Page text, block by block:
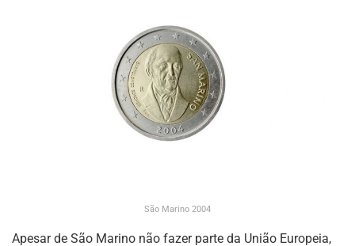
São Marino 2004
Apesar de São Marino não fazer parte da União Europeia,